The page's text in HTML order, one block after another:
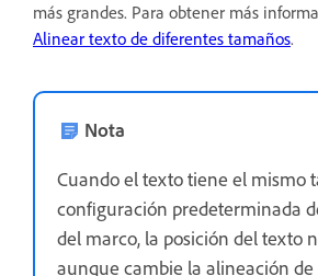
más grandes. Para obtener más
Alinear texto de diferentes tamaños.
Nota
Cuando el texto tiene el mismo
configuración predeterminada
del marco, la posición del texto
aunque cambie la alineación